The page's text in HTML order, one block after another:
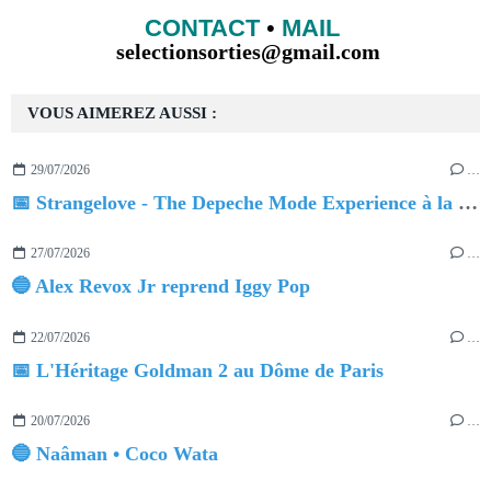
VOUS AIMEREZ AUSSI :
29/07/2026 …
📅 Strangelove - The Depeche Mode Experience à la Salle Pleyel
27/07/2026 …
🔵 Alex Revox Jr reprend Iggy Pop
22/07/2026
📅 L'Héritage Goldman 2 au Dôme de Paris
20/07/2026 …
🔵 Naâman • Coco Wata
CONTACT• MAIL
selectionsorties@gmail.com